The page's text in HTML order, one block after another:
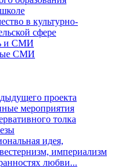
в культурно-
сфере
и СМИ
СМИ
проекта
мероприятия
толка
идея,
империализм
любви...